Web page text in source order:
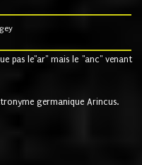
pas le"ar" mais le "anc" venant
germanique Arincus.